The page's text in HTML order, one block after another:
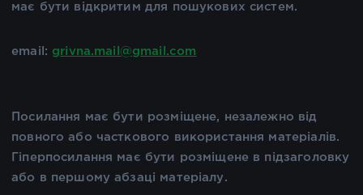
має бути відкритим для пошукових систем.
email: grivna.mail@gmail.com
Посилання має бути розміщене, незалежно від
повного або часткового використання матеріалів.
Гіперпосилання має бути розміщене в підзаголовку
або в першому абзаці матеріалу.